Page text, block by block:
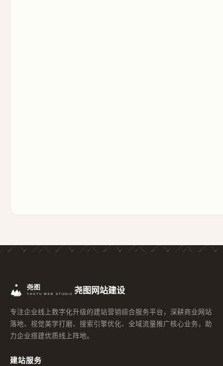
尧图网站建设
专注企业线上数字化升级的建站营销综合服务平台，深耕商业网站
落地、视觉美学打磨、搜索引擎优化、全域流量推广核心业务，助
力企业搭建优质线上阵地。
建站服务